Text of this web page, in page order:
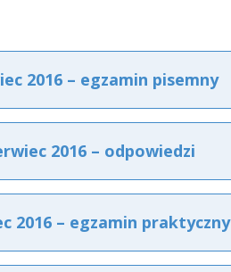
2016 – egzamin pisemny
2016 – odpowiedzi
2016 – egzamin praktyczny